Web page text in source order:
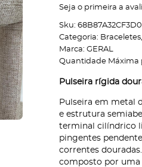
Seja o primeira a
Sku: 68B87A32CF3D0
Categoria: Braceletes
Marca: GERAL
Quantidade Máxima
Pulseira rígida
Pulseira em metal
e estrutura
terminal cilíndrico
pingentes
correntes
composto por uma